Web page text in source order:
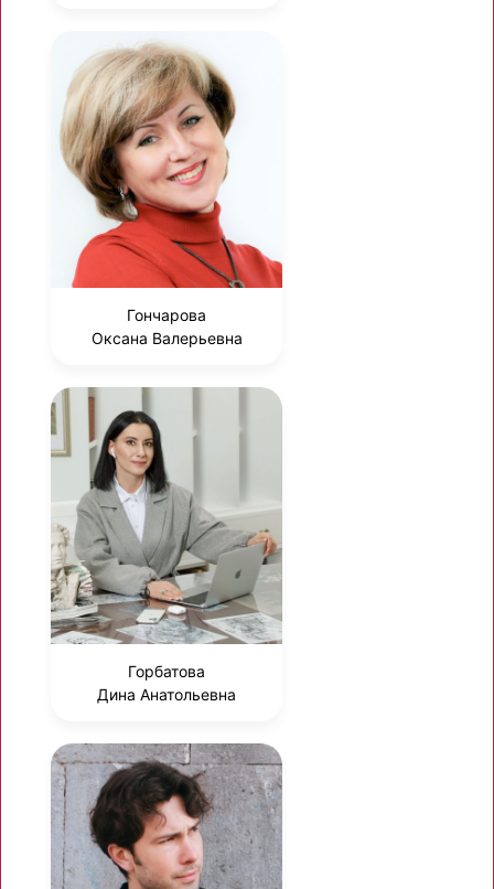
Гончарова
Оксана Валерьевна
Горбатова
Дина Анатольевна